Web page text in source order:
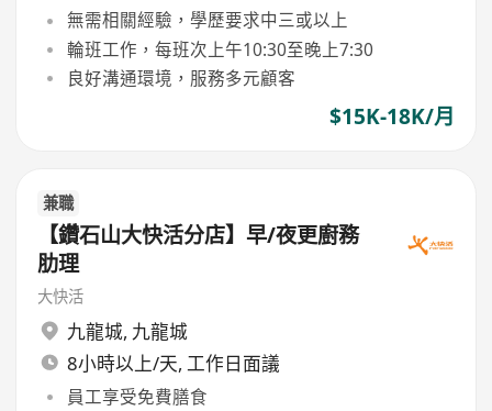
無需相關經驗，學歷要求中三或以上
輪班工作，每班次上午10:30至晚上7:30
良好溝通環境，服務多元顧客
$15K-18K/月
兼職
【鑽石山大快活分店】早/夜更廚務
肋理
大快活
九龍城, 九龍城
8小時以上/天, 工作日面議
員工享受免費膳食